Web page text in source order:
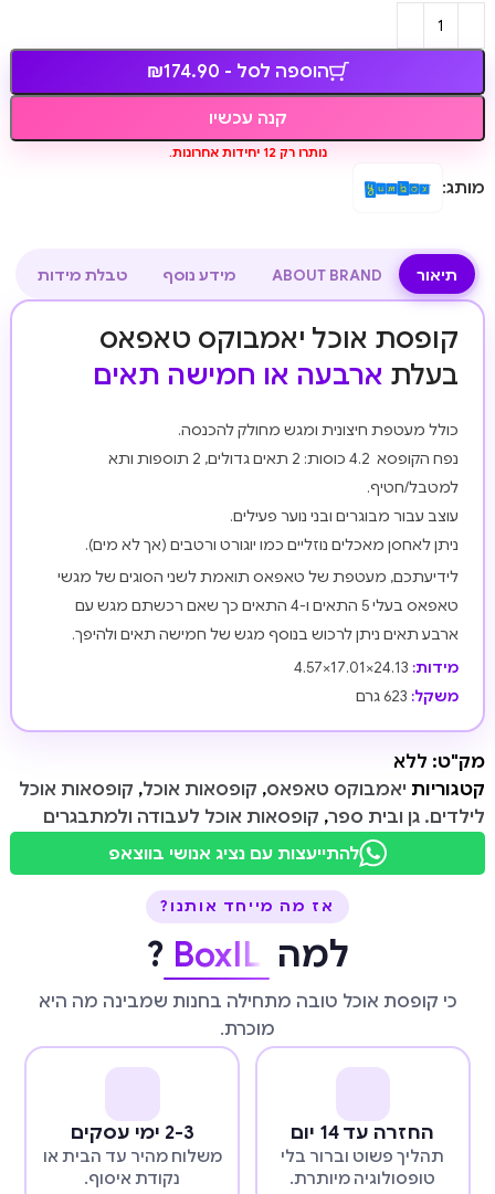
הוספה לסל - ₪174.90
קנה עכשיו
נותרו רק 12 יחידות אחרונות.
מותג:
תיאור ABOUT BRAND מידע נוסף טבלת מידות
קופסת אוכל יאמבוקס טאפאס
בעלת ארבעה או חמישה תאים
כולל מעטפת חיצונית ומגש מחולק להכנסה.
נפח הקופסא 4.2 כוסות: 2 תאים גדולים, 2 תוספות ותא
למטבל/חטיף.
עוצב עבור מבוגרים ובני נוער פעילים.
ניתן לאחסן מאכלים נוזליים כמו יוגורט ורטבים (אך לא מים).
לידיעתכם, מעטפת של טאפאס תואמת לשני הסוגים של מגשי
טאפאס בעלי 5 התאים ו-4 התאים כך שאם רכשתם מגש עם
ארבע תאים ניתן לרכוש בנוסף מגש של חמישה תאים ולהיפך.
מידות:
משקל:
מק"ט: ללא
קטגוריות יאמבוקס טאפאס, קופסאות אוכל, קופסאות אוכל
לילדים. גן ובית ספר, קופסאות אוכל לעבודה ולמתבגרים
להתייעצות עם נציג אנושי בווצאפ
אז מה מייחד אותנו?
למה BoxIL
?
כי קופסת אוכל טובה מתחילה בחנות שמבינה מה היא
מוכרת.
החזרה עד 14 יום
תהליך פשוט וברור בלי
טופסולוגיה מיותרת.
2-3 ימי עסקים
משלוח מהיר עד הבית או
נקודת איסוף.